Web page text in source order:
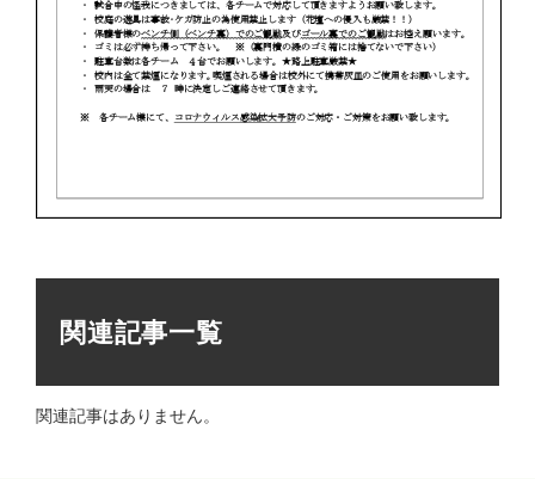
関連記事一覧
関連記事はありません。